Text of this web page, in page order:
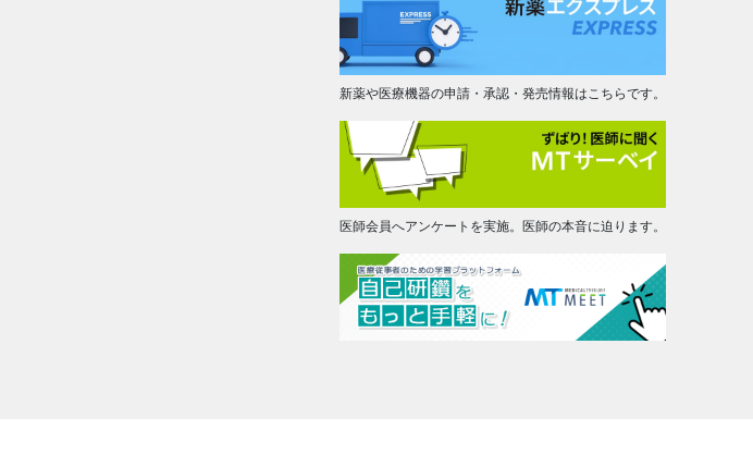
新薬や医療機器の申請・承認・発売情報はこちらです。
医師会員へアンケートを実施。医師の本音に迫ります。